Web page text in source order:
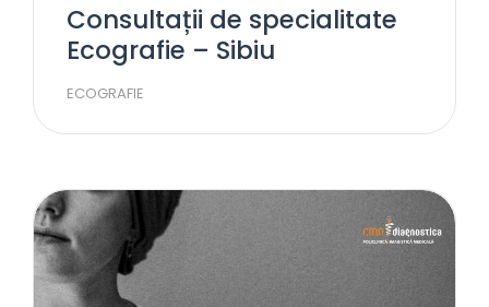
Consultații de specialitate
Ecografie – Sibiu
ECOGRAFIE